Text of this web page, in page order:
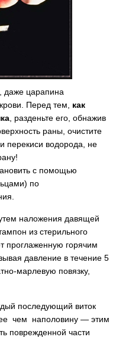
даже царапина
Перед тем, как
, разденьте его, обнажив
раны, очистите
перекиси водорода, не
с помощью
по
наложения давящей
из стерильного
проглаженную горячим
давление в течение 5
марлевую повязку,
последующий виток
чем наполовину — этим
поврежденной части